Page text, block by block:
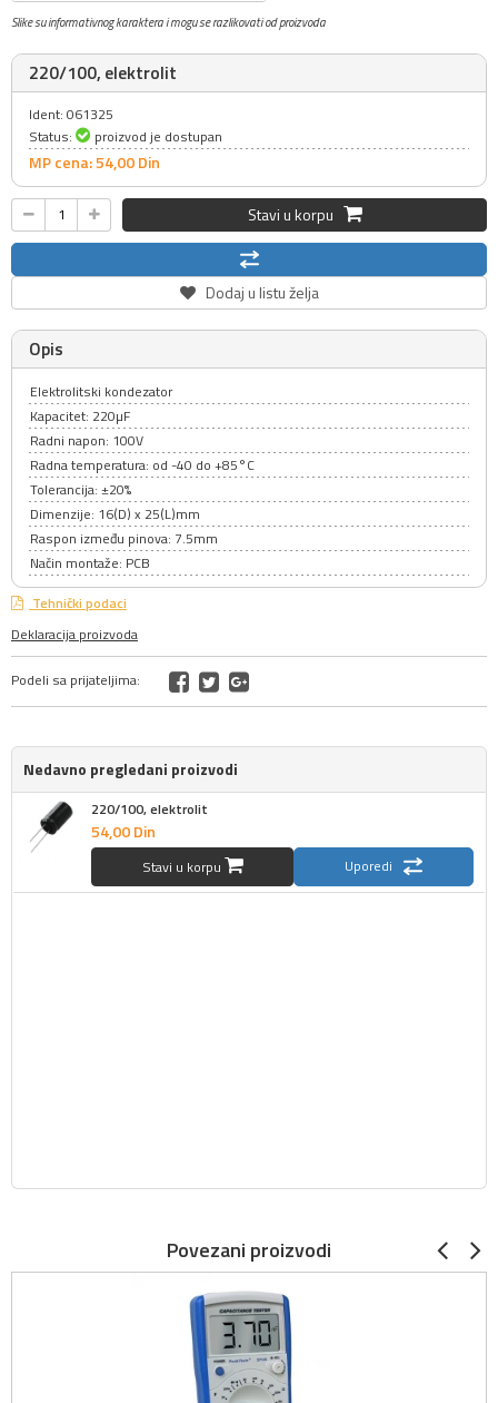
Slike su informativnog karaktera i mogu se razlikovati od proizvoda
220/100, elektrolit
Ident: 061325
Status:
proizvod je dostupan
MP cena: 54,00Din
Stavi u korpu
Dodaj u listu želja
Opis
Elektrolitski kondezator
Kapacitet: 220µF
Radni napon: 100V
Radna temperatura: od -40 do +85°C
Tolerancija: ±20%
Dimenzije: 16(D) x 25(L)mm
Raspon između pinova: 7.5mm
Način montaže: PCB
Tehnički podaci
Deklaracija proizvoda
Podeli sa prijateljima:
Nedavno pregledani proizvodi
220/100, elektrolit
54,00Din
Stavi u korpu Uporedi
Povezani proizvodi